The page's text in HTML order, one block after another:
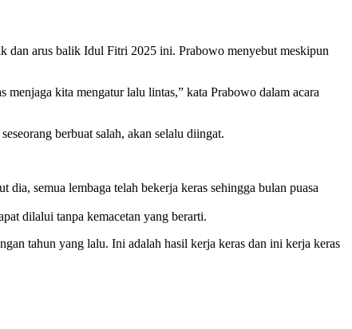
dan arus balik Idul Fitri 2025 ini. Prabowo menyebut meskipun
kita mengatur lalu lintas,” kata Prabowo dalam acara
berbuat salah, akan selalu diingat.
semua lembaga telah bekerja keras sehingga bulan puasa
dilalui tanpa kemacetan yang berarti.
tahun yang lalu. Ini adalah hasil kerja keras dan ini kerja keras